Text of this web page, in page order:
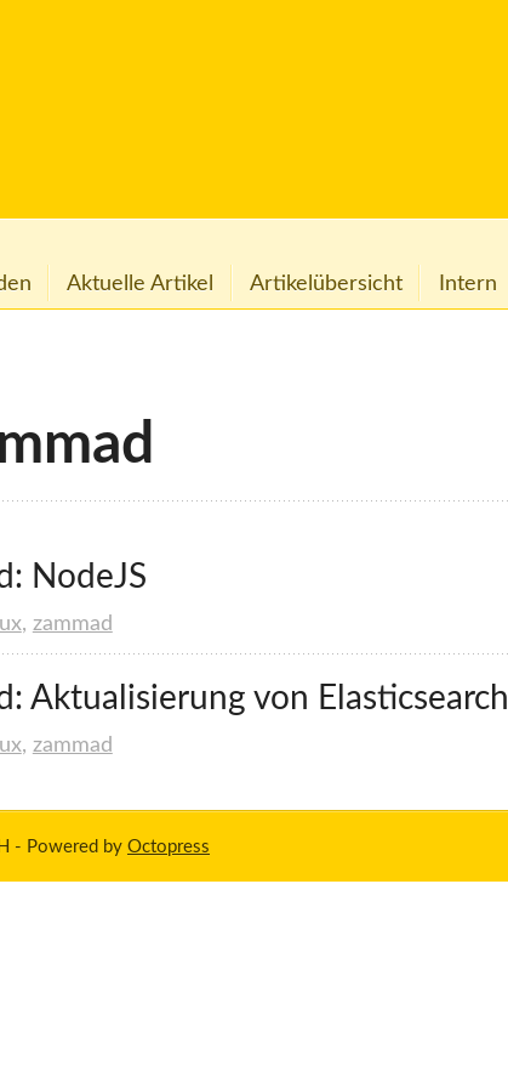
Aktuelle Artikel Artikelübersicht Intern
NodeJS
, zammad
Aktualisierung von Elasticsearch
, zammad
- Powered by Octopress